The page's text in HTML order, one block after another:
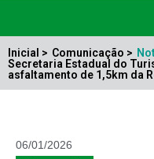
Inicial > Comunicação >
Secretaria Estadual do
asfaltamento de 1,5km da
06/01/2026